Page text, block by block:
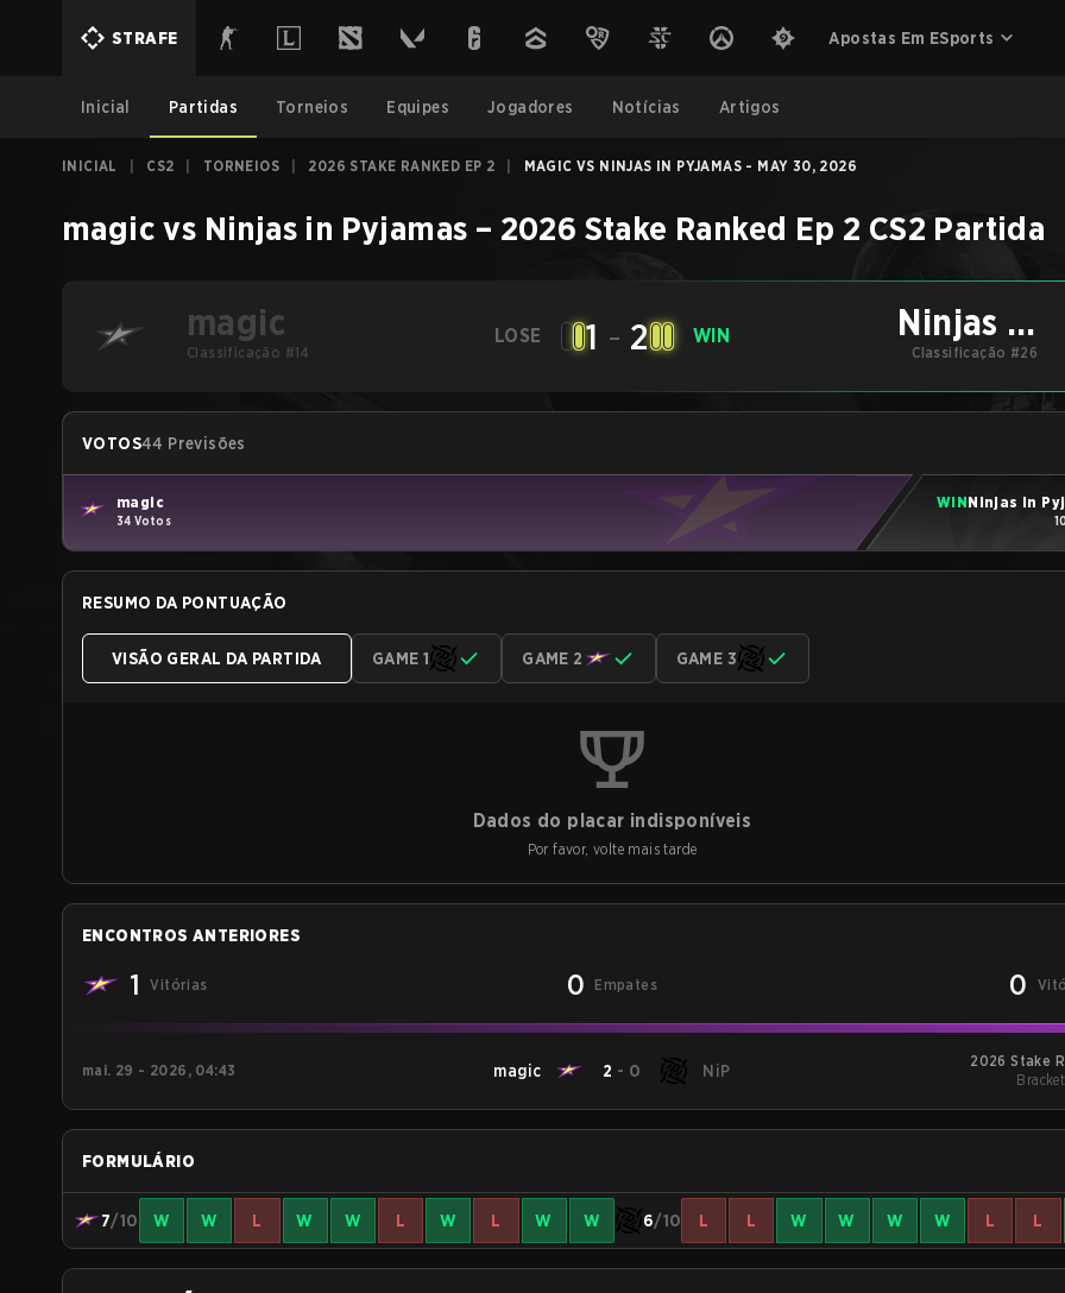
STRAFE Apostas Em ESports
Inicial Partidas Torneios Equipes Jogadores Notícias Artigos
INICIAL CS2 TORNEIOS 2026 STAKE RANKED EP 2 MAGIC VS NINJAS IN PYJAMAS - MAY 30, 2026
magic vs Ninjas in Pyjamas – 2026 Stake Ranked Ep 2 CS2 Partida
magic
Classificação #14
LOSE 1 - 2 WIN
Ninjas in
Pyjamas
Classificação #26
VOTOS44 Previsões
magic
34 Votos
WINNinjas in
RESUMO DA PONTUAÇÃO
VISÃO GERAL DA PARTIDA GAME 1 GAME 2 GAME 3
Dados do placar indisponíveis
Por favor, volte mais tarde
ENCONTROS ANTERIORES
1 Vitórias 0 Empates 0
mai. 29 - 2026, 04:43 magic 2 - 0 NiP
2026 Stake
FORMULÁRIO
7/10 W W L W W L W L W W 6/10 L L W W W W L L